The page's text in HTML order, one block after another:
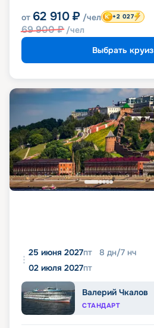
от 62 910 ₽ /чел
69 900₽ /чел
+2 027
Выбрать круиз
25 июня 2027пт 8 дн/7 нч
02 июля 2027пт
Валерий Чкалов
СТАНДАРТ